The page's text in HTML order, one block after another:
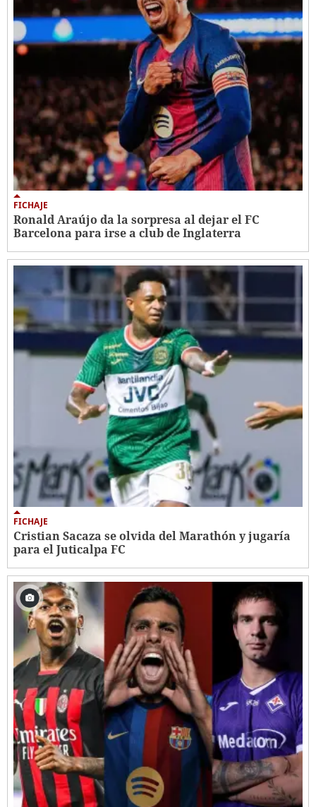
FICHAJE
Ronald Araújo da la sorpresa al dejar el FC
Barcelona para irse a club de Inglaterra
FICHAJE
Cristian Sacaza se olvida del Marathón y jugaría
para el Juticalpa FC